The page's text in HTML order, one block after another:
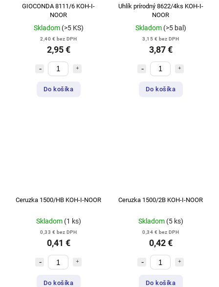
GIOCONDA 8111/6 KOH-I-
NOOR
Skladom (>5 KS)
2,40 € bez DPH
2,95 €
Do košíka
Uhlík prírodný 8622/4ks KOH-I-
NOOR
Skladom (>5 bal)
3,15 € bez DPH
3,87 €
Do košíka
Ceruzka 1500/HB KOH-I-NOOR
Skladom (1 ks)
0,33 € bez DPH
0,41 €
Do košíka
Ceruzka 1500/2B KOH-I-NOOR
Skladom (5 ks)
0,34 € bez DPH
0,42 €
Do košíka